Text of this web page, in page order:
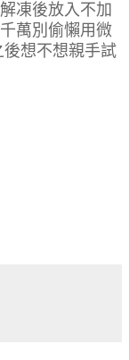
凍後放入不加
萬別偷懶用微
想不想親手試